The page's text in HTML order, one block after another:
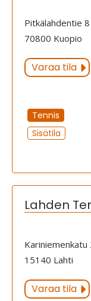
Pitkälahdentie 8
70800 Kuopio
Varaa tila
Tennis
Sisätila
Lahden
Kariniemenkatu
15140 Lahti
Varaa tila